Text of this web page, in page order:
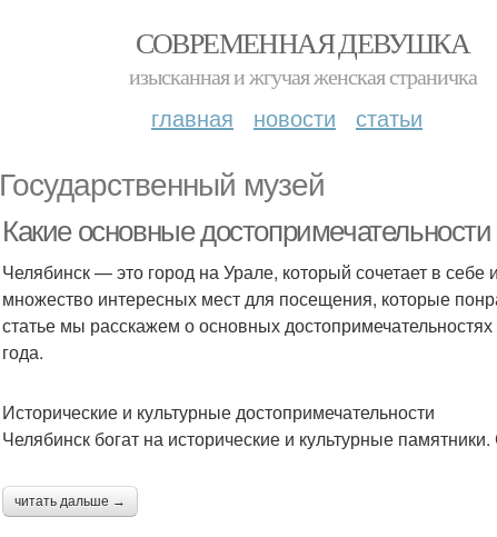
СОВРЕМЕННАЯ ДЕВУШКА
изысканная и жгучая женская страничка
главная новости статьи
Государственный музей
Какие основные
Челябинск — это город на Урале, который сочетает в
множество интересных мест для посещения, которые
статье мы расскажем о основных
года.
Исторические и культурные достопримечательности
Челябинск богат на исторические и культурные
читать дальше →